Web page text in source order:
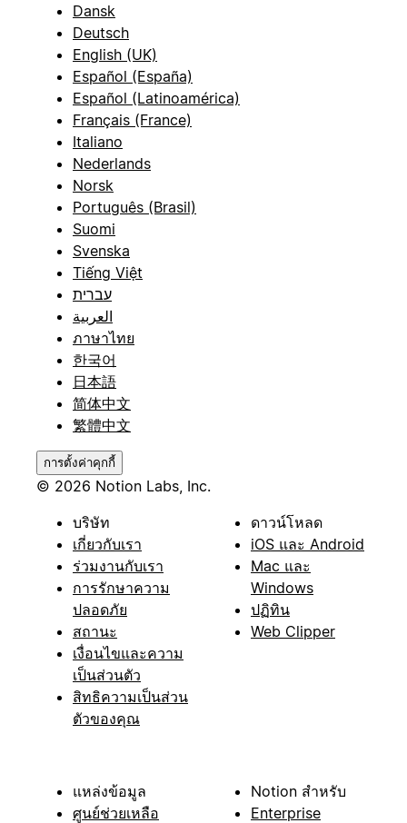
Dansk
Deutsch
English (UK)
Español (España)
Español (Latinoamérica)
Français (France)
Italiano
Nederlands
Norsk
Português (Brasil)
Suomi
Svenska
Tiếng Việt
עברית
العربية
ภาษาไทย
한국어
日本語
简体中文
繁體中文
การตั้งค่าคุกกี้
© 2026 Notion Labs, Inc.
บริษัท
เกี่ยวกับเรา
ร่วมงานกับเรา
การรักษาความ
ปลอดภัย
สถานะ
เงื่อนไขและความ
เป็นส่วนตัว
สิทธิความเป็นส่วน
ตัวของคุณ
ดาวน์โหลด
iOS และ Android
Mac และ
Windows
ปฏิทิน
Web Clipper
แหล่งข้อมูล
ศูนย์ช่วยเหลือ
Notion สำหรับ
Enterprise